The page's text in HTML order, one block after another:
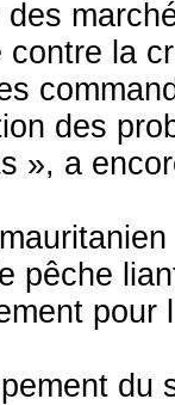
des
contre la
des
», a
pêche